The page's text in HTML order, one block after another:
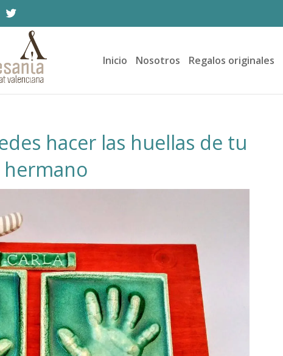
Inicio Nosotros Regalos originales
hacer las huellas de tu
hermano